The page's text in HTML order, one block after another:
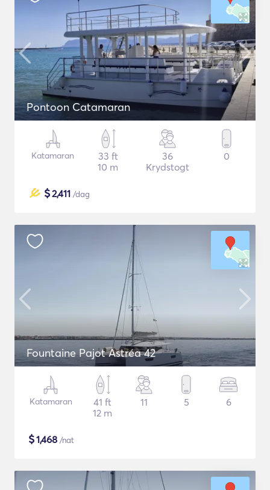
Pontoon Catamaran
Katamaran
33 ft
10 m
36
Krydstogt
0
$2,411 /dag
Fountaine Pajot Astréa 42
Katamaran
41 ft
12 m
11 5 6
$1,468 /nat